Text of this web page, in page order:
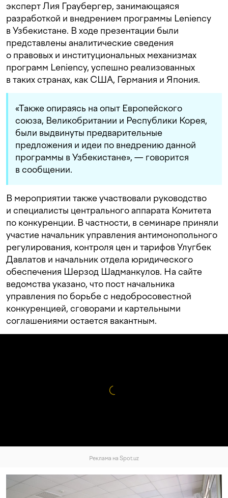
эксперт Лия Граубергер, занимающаяся
разработкой и внедрением программы Leniency
в Узбекистане. В ходе презентации были
представлены аналитические сведения
о правовых и институциональных механизмах
программ Leniency, успешно реализованных
в таких странах, как США, Германия и Япония.
«Также опираясь на опыт Европейского
союза, Великобритании и Республики Корея,
были выдвинуты предварительные
предложения и идеи по внедрению данной
программы в Узбекистане», — говорится
в сообщении.
В мероприятии также участвовали руководство
и специалисты центрального аппарата Комитета
по конкуренции. В частности, в семинаре приняли
участие начальник управления антимонопольного
регулирования, контроля цен и тарифов Улугбек
Давлатов и начальник отдела юридического
обеспечения Шерзод Шадманкулов. На сайте
ведомства указано, что пост начальника
управления по борьбе с недобросовестной
конкуренцией, сговорами и картельными
соглашениями остается вакантным.
Реклама на Spot.uz